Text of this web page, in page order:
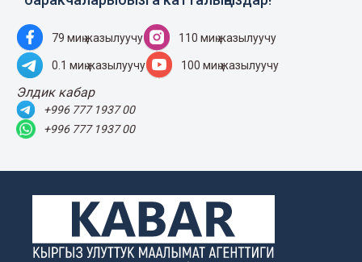
79 миң жазылуучу 110 миң жазылуучу
0.1 миң жазылуучу 100 миң жазылуучу
Элдик кабар
+996 777 1937 00
+996 777 1937 00